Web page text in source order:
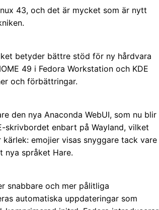
43, och det är mycket som är nytt
betyder bättre stöd för ny hårdvara
49 i Fedora Workstation och KDE
och förbättringar.
den nya Anaconda WebUI, som nu blir
skrivbordet enbart på Wayland, vilket
emojier visas snyggare tack vare
nya språket Hare.
snabbare och mer pålitliga
automatiska uppdateringar som